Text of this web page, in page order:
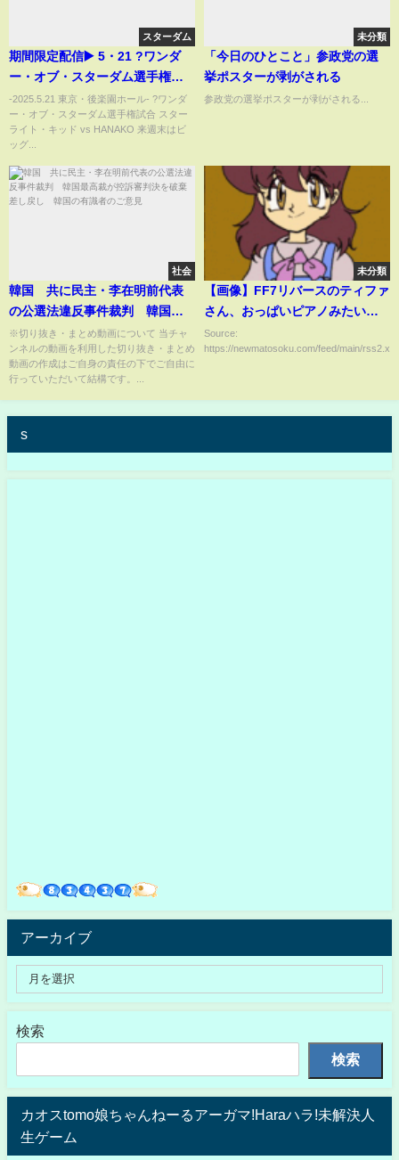
スターダム
期間限定配信▶️ 5・21 ?ワンダ
ー・オブ・スターダム選手権試
合?スターライト・キッド vs
HANAKO -2025.5.21 東京・後楽
園ホール-【STARDOM】
-2025.5.21 東京・後楽園ホール- ?ワンダ
ー・オブ・スターダム選手権試合 スター
ライト・キッド vs HANAKO 来週末はビ
ッグ...
未分類
「今日のひとこと」参政党の選
挙ポスターが剥がされる
参政党の選挙ポスターが剥がされる...
社会
韓国 共に民主・李在明前代表
の公選法違反事件裁判 韓国最
高裁が控訴審判決を破棄差し戻
し 韓国の有識者のご意見
※切り抜き・まとめ動画について 当チャ
ンネルの動画を利用した切り抜き・まとめ
動画の作成はご自身の責任の下でご自由に
行っていただいて結構です。...
未分類
【画像】FF7リバースのティファ
さん、おっぱいピアノみたいに
なる
Source:
https://newmatosoku.com/feed/main/
s
アーカイブ
検索
検索
カオスtomo娘ちゃんねーるアーガマ!Haraハラ!未解決人
生ゲーム